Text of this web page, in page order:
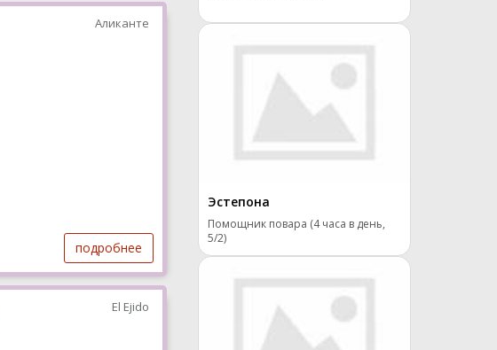
Аликанте
подробнее
El Ejido
Эстепона
Помощник повара (4 часа в день,
5/2)